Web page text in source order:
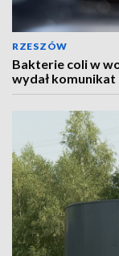
RZESZÓW
Bakterie coli w
wydał komunikat